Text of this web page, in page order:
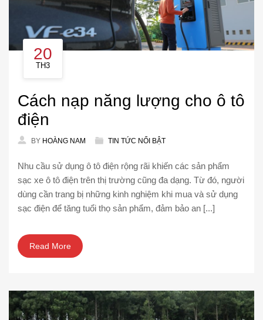
20
TH3
Cách nạp năng lượng cho ô tô
điện
BY HOÀNG NAM TIN TỨC NỔI BẬT
Nhu cầu sử dụng ô tô điện rộng rãi khiến các sản phẩm
sạc xe ô tô điện trên thị trường cũng đa dạng. Từ đó, người
dùng cần trang bị những kinh nghiệm khi mua và sử dụng
sạc điện để tăng tuổi thọ sản phẩm, đảm bảo an [...]
Read More